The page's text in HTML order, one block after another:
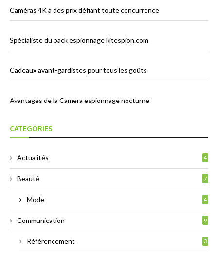
Caméras 4K à des prix défiant toute concurrence
Spécialiste du pack espionnage kitespion.com
Cadeaux avant-gardistes pour tous les goûts
Avantages de la Camera espionnage nocturne
CATEGORIES
Actualités 4
Beauté 7
Mode 4
Communication 9
Référencement 3